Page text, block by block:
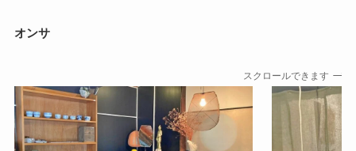
オンサ
スクロールできます